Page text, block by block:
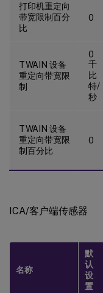
打印机重定向
带宽限制百分
比
0
TWAIN 设备
重定向带宽限
制
0
千
比
特/
秒
TWAIN 设备
重定向带宽限
制百分比
0
ICA/客户端传感器
名称
默
认
设
置